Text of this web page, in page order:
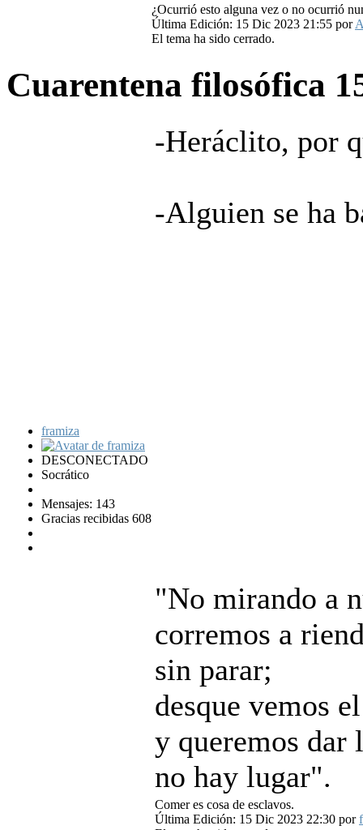
¿Ocurrió esto alguna vez o no ocurrió
Última Edición: 15 Dic 2023 21:55 por
El tema ha sido cerrado.
Cuarentena filosófica
framiza
DESCONECTADO
Socrático
Mensajes: 143
Gracias recibidas 608
-Heráclito, por
-Alguien se ha
"No mirando a
corremos a
sin parar;
desque vemos
y queremos dar
no hay lugar".
Comer es cosa de esclavos.
Última Edición: 15 Dic 2023 22:30 por